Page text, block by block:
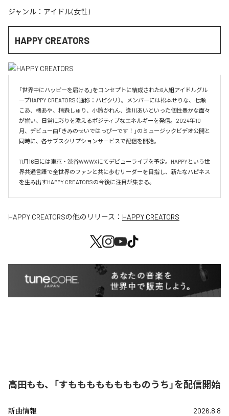
ジャンル： アイドル(女性)
HAPPY CREATORS
「世界中にハッピーを届ける」をコンセプトに結成された6人組アイドルグル
ープHAPPY CREATORS（通称：ハピクリ）。メンバーには松本せりな、七瀬
こあ、橘あや、楠森しゅり、小鈴かれん、逢川あいといった個性豊かな面々
が揃い、日常に彩りを添えるポジティブなエネルギーを発信。2024年10
月、デビュー曲「きみのせいではっぴーです！」のミュージックビデオ公開と
同時に、各サブスクリプションサービスで配信を開始。
11月16日には東京・渋谷WWWXにてデビューライブを予定。HAPPYという世
界共通言語で全世界のファンと共に歩むリーダーを目指し、新たなハピネス
を生み出すHAPPY CREATORSの今後に注目が集まる。
HAPPY CREATORSの他のリリース： HAPPY CREATORS
高田もも、「すもももももももものうち」を配信開始
新曲情報 2026.8.8